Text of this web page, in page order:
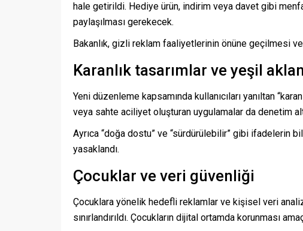
hale getirildi. Hediye ürün, indirim veya davet gibi
paylaşılması gerekecek.
Bakanlık, gizli reklam faaliyetlerinin önüne geçilmesi
Karanlık tasarımlar ve yeşil
Yeni düzenleme kapsamında kullanıcıları yanıltan
veya sahte aciliyet oluşturan uygulamalar da denetim
Ayrıca “doğa dostu” ve “sürdürülebilir” gibi ifadelerin
yasaklandı.
Çocuklar ve veri güvenliği
Çocuklara yönelik hedefli reklamlar ve kişisel veri
sınırlandırıldı. Çocukların dijital ortamda korunması